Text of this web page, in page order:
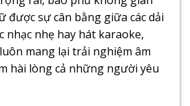
được sự cân bằng giữa các dải
nhẹ hay hát karaoke,
mang lại trải nghiệm âm
hài lòng cả những người yêu